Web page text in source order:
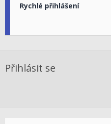
Rychlé přihlášení
Přihlásit se